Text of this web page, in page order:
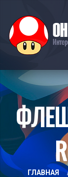
ГЛАВНАЯ